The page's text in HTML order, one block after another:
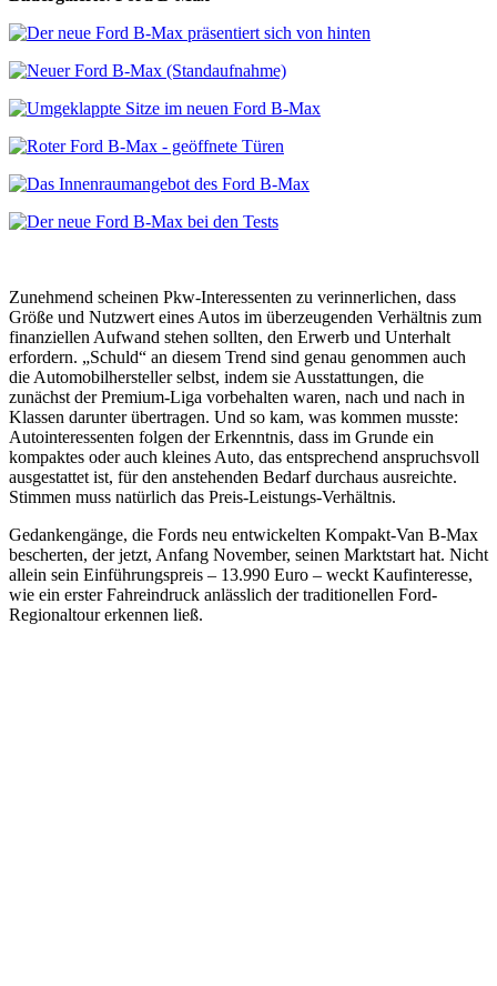
Zunehmend scheinen Pkw-Interessenten zu verinnerlichen, dass
Größe und Nutzwert eines Autos im überzeugenden Verhältnis zum
finanziellen Aufwand stehen sollten, den Erwerb und Unterhalt
erfordern. „Schuld“ an diesem Trend sind genau genommen auch
die Automobilhersteller selbst, indem sie Ausstattungen, die
zunächst der Premium-Liga vorbehalten waren, nach und nach in
Klassen darunter übertragen. Und so kam, was kommen musste:
Autointeressenten folgen der Erkenntnis, dass im Grunde ein
kompaktes oder auch kleines Auto, das entsprechend anspruchsvoll
ausgestattet ist, für den anstehenden Bedarf durchaus ausreichte.
Stimmen muss natürlich das Preis-Leistungs-Verhältnis.
Gedankengänge, die Fords neu entwickelten Kompakt-Van B-Max
bescherten, der jetzt, Anfang November, seinen Marktstart hat. Nicht
allein sein Einführungspreis – 13.990 Euro – weckt Kaufinteresse,
wie ein erster Fahreindruck anlässlich der traditionellen Ford-
Regionaltour erkennen ließ.